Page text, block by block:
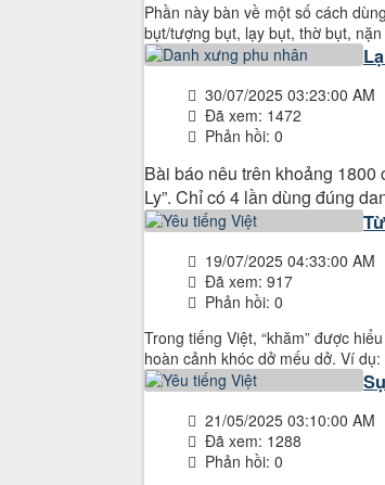
Phần này bàn về một số cách
bụt/tượng bụt, lạy bụt, thờ bụt,
30/07/2025 03:23:00 AM
Đã xem: 1472
Phản hồi: 0
Bài báo nêu trên khoảng 1800
Ly”. Chỉ có 4 lần dùng đúng
19/07/2025 04:33:00 AM
Đã xem: 917
Phản hồi: 0
Trong tiếng Việt, “khăm” được
hoàn cảnh khóc dở mếu dở. Ví
21/05/2025 03:10:00 AM
Đã xem: 1288
Phản hồi: 0